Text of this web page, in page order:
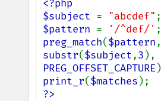
<?php
$subject = "abcdef"
$pattern = '/^def/'
preg_match($pattern
substr($subject,3 ),
PREG_OFFSET_CAPTURE
print_r($matches
?>